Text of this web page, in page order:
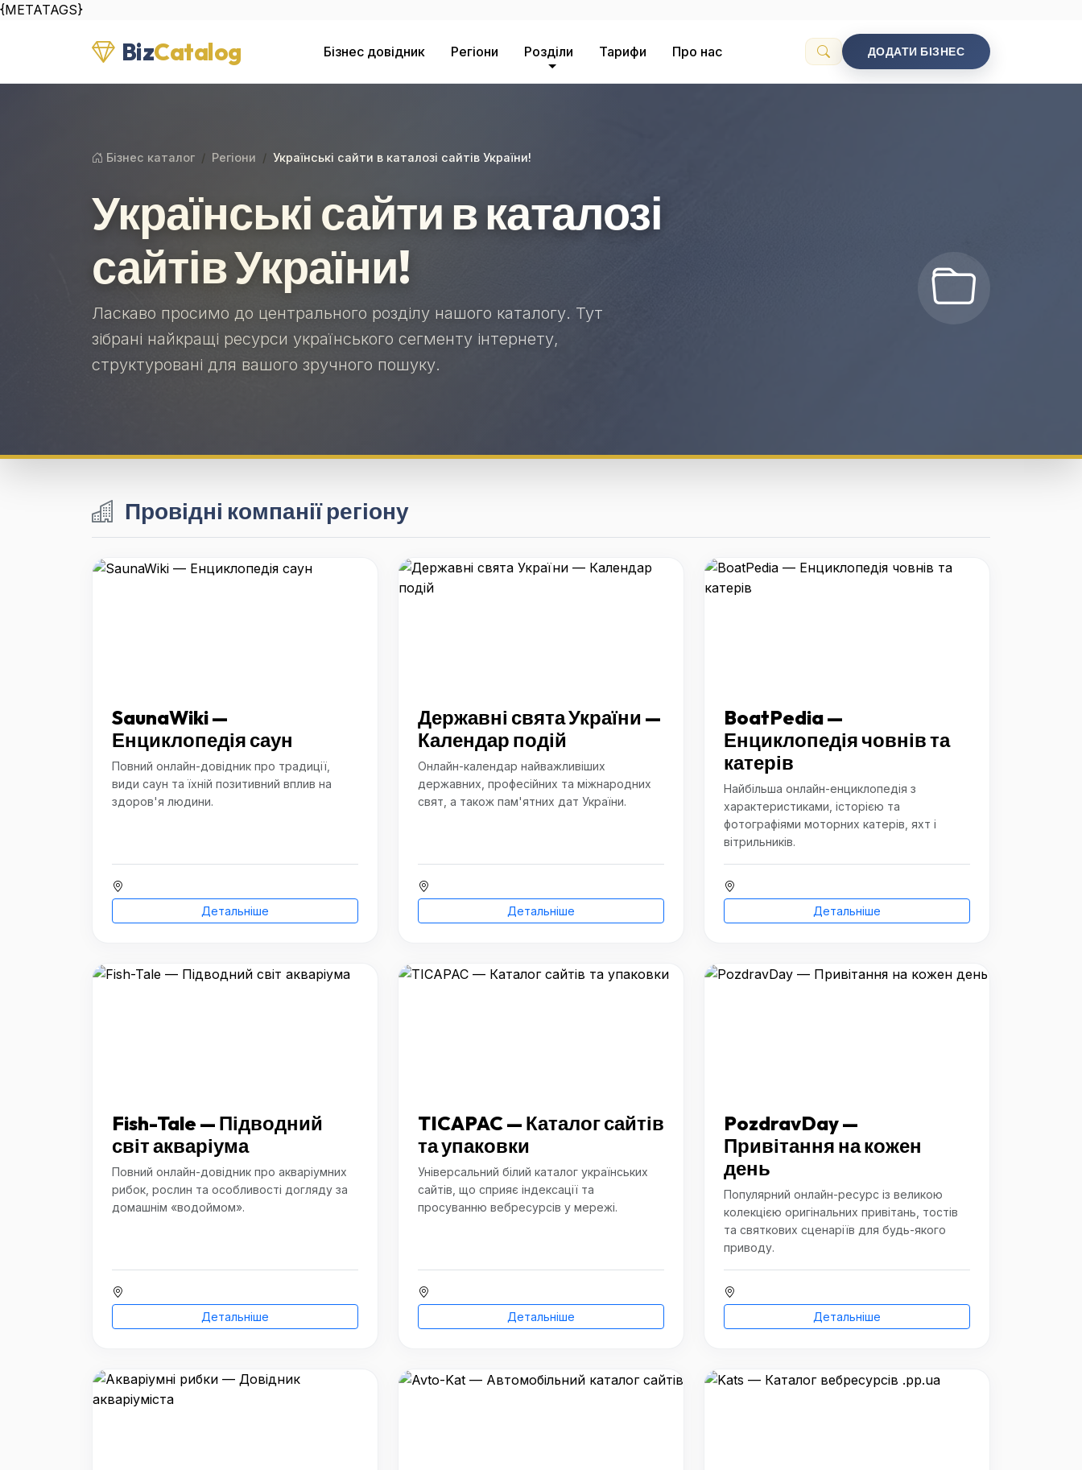
{METATAGS}
BizCatalog Бізнес довідник Регіони Розділи Тарифи Про нас ДОДАТИ БІЗНЕС
Бізнес каталог Регіони Українські сайти в каталозі сайтів України!
Українські сайти в каталозі
сайтів України!
Ласкаво просимо до центрального розділу нашого каталогу. Тут
зібрані найкращі ресурси українського сегменту інтернету,
структуровані для вашого зручного пошуку.
Провідні компанії регіону
SaunaWiki —
Енциклопедія саун
Повний онлайн-довідник про традиції,
види саун та їхній позитивний вплив на
здоров'я людини.
Детальніше
Державні свята України —
Календар подій
Онлайн-календар найважливіших
державних, професійних та міжнародних
свят, а також пам'ятних дат України.
Детальніше
BoatPedia —
Енциклопедія човнів та
катерів
Найбільша онлайн-енциклопедія з
характеристиками, історією та
фотографіями моторних катерів, яхт і
вітрильників.
Детальніше
Fish-Tale — Підводний
світ акваріума
Повний онлайн-довідник про акваріумних
рибок, рослин та особливості догляду за
домашнім «водоймом».
Детальніше
TICAPAC — Каталог сайтів
та упаковки
Універсальний білий каталог українських
сайтів, що сприяє індексації та
просуванню вебресурсів у мережі.
Детальніше
PozdravDay —
Привітання на кожен
день
Популярний онлайн-ресурс із великою
колекцією оригінальних привітань, тостів
та святкових сценаріїв для будь-якого
приводу.
Детальніше